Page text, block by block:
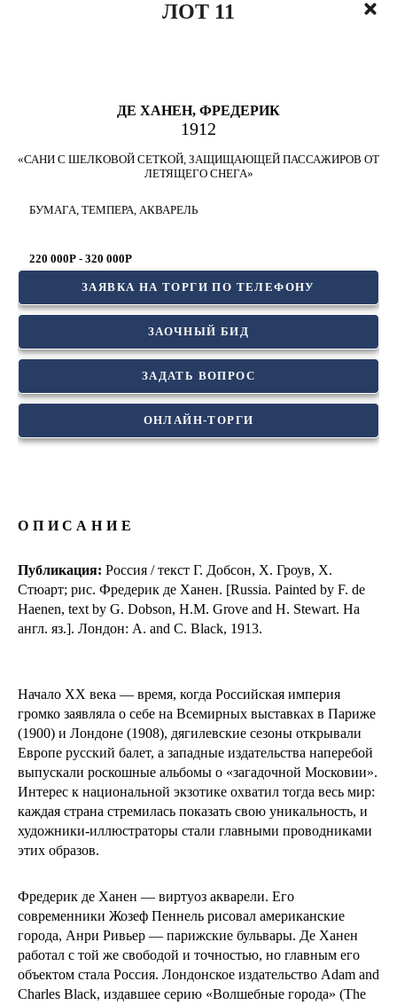
ЛОТ 11
ДЕ ХАНЕН, ФРЕДЕРИК
1912
«САНИ С ШЕЛКОВОЙ СЕТКОЙ, ЗАЩИЩАЮЩЕЙ ПАССАЖИРОВ ОТ
ЛЕТЯЩЕГО СНЕГА»
БУМАГА, ТЕМПЕРА, АКВАРЕЛЬ
220 000Р - 320 000Р
ЗАЯВКА НА ТОРГИ ПО ТЕЛЕФОНУ
ЗАОЧНЫЙ БИД
ЗАДАТЬ ВОПРОС
ОНЛАЙН-ТОРГИ
ОПИСАНИЕ
Публикация: Россия / текст Г. Добсон, Х. Гроув, Х.
Стюарт; рис. Фредерик де Ханен. [Russia. Painted by F. de
Haenen, text by G. Dobson, H.M. Grove and H. Stewart. На
англ. яз.]. Лондон: A. and C. Black, 1913.
Начало XX века — время, когда Российская империя
громко заявляла о себе на Всемирных выставках в Париже
(1900) и Лондоне (1908), дягилевские сезоны открывали
Европе русский балет, а западные издательства наперебой
выпускали роскошные альбомы о «загадочной Московии».
Интерес к национальной экзотике охватил тогда весь мир:
каждая страна стремилась показать свою уникальность, и
художники-иллюстраторы стали главными проводниками
этих образов.
Фредерик де Ханен — виртуоз акварели. Его
современники Жозеф Пеннель рисовал американские
города, Анри Ривьер — парижские бульвары. Де Ханен
работал с той же свободой и точностью, но главным его
объектом стала Россия. Лондонское издательство Adam and
Charles Black, издавшее серию «Волшебные города» (The